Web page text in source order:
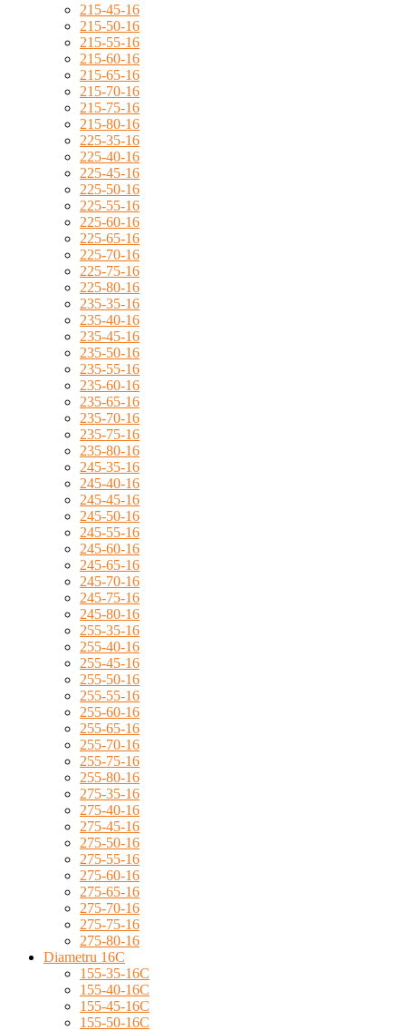
215-45-16
215-50-16
215-55-16
215-60-16
215-65-16
215-70-16
215-75-16
215-80-16
225-35-16
225-40-16
225-45-16
225-50-16
225-55-16
225-60-16
225-65-16
225-70-16
225-75-16
225-80-16
235-35-16
235-40-16
235-45-16
235-50-16
235-55-16
235-60-16
235-65-16
235-70-16
235-75-16
235-80-16
245-35-16
245-40-16
245-45-16
245-50-16
245-55-16
245-60-16
245-65-16
245-70-16
245-75-16
245-80-16
255-35-16
255-40-16
255-45-16
255-50-16
255-55-16
255-60-16
255-65-16
255-70-16
255-75-16
255-80-16
275-35-16
275-40-16
275-45-16
275-50-16
275-55-16
275-60-16
275-65-16
275-70-16
275-75-16
275-80-16
Diametru 16C
155-35-16C
155-40-16C
155-45-16C
155-50-16C